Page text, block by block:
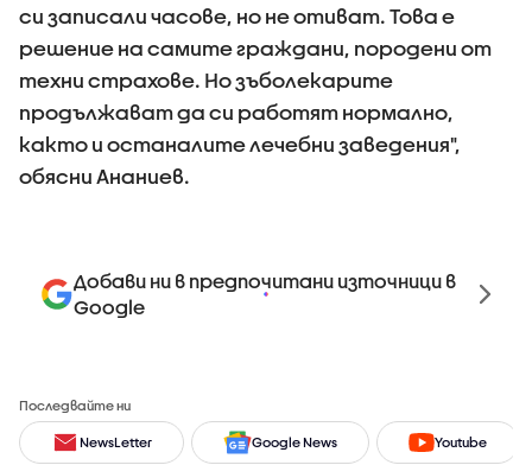
си записали часове, но не отиват. Това е
решение на самите граждани, породени от
техни страхове. Но зъболекарите
продължават да си работят нормално,
както и останалите лечебни заведения",
обясни Ананиев.
Добави ни в предпочитани източници в
Google
Последвайте ни
NewsLetter Google News Youtube